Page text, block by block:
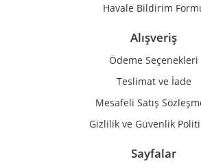
Havale Bildirim
Alışveriş
Ödeme Seçenekleri
Teslimat ve İade
Mesafeli Satış
Gizlilik ve Güvenlik
Sayfalar